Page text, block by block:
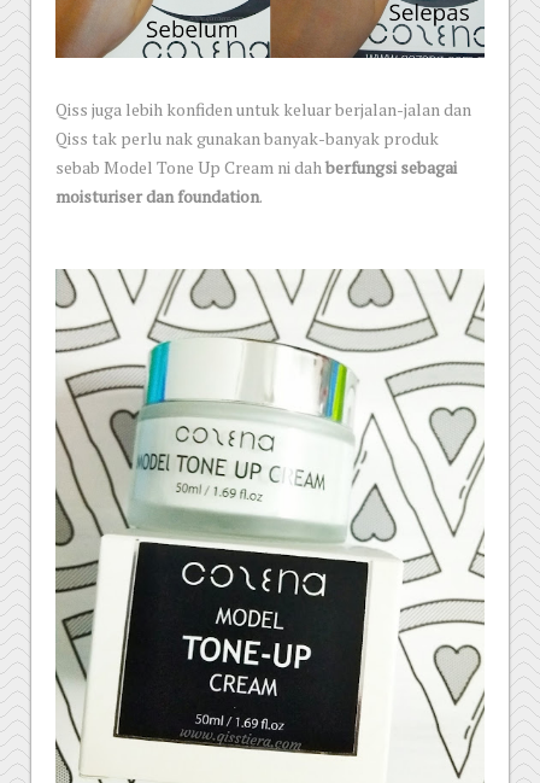
Qiss juga lebih konfiden untuk keluar berjalan-jalan dan
Qiss tak perlu nak gunakan banyak-banyak produk
sebab Model Tone Up Cream ni dahberfungsi sebagai
moisturiser dan foundation.